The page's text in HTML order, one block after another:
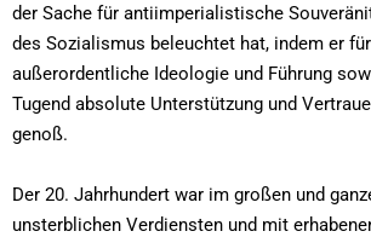
der Sache für antiimperialistische
des Sozialismus beleuchtet hat, indem er
außerordentliche Ideologie und Führung
Tugend absolute Unterstützung und
genoß.
Der 20. Jahrhundert war im großen und
unsterblichen Verdiensten und mit